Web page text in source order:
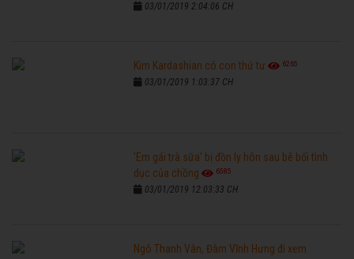
03/01/2019 2:04:06 CH
Kim Kardashian có con thứ tư 6265
03/01/2019 1:03:37 CH
'Em gái trà sữa' bị đồn ly hôn sau bê bối tình
dục của chồng
6585
03/01/2019 12:03:33 CH
Ngô Thanh Vân, Đàm Vĩnh Hưng đi xem